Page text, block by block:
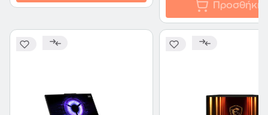
Προσθήκη